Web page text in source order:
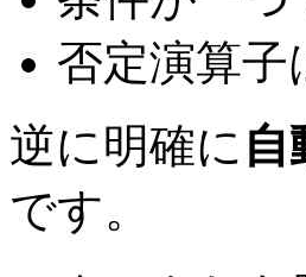
否定演算
逆に明確に 自
です。